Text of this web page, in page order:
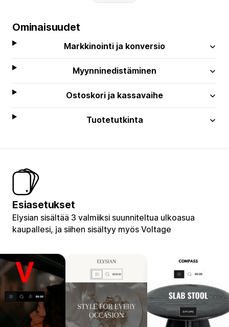
Ominaisuudet
Markkinointi ja konversio
Myynninedistäminen
Ostoskori ja kassavaihe
Tuotetutkinta
Esiasetukset
Elysian sisältää 3 valmiiksi suunniteltua ulkoasua
kaupallesi, ja siihen sisältyy myös Voltage